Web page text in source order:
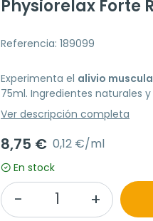
Physiorelax Forte
Referencia: 189099
Experimenta el alivio
75ml. Ingredientes naturales
Ver descripción completa
8,75 € 0,12 €/ml
En stock